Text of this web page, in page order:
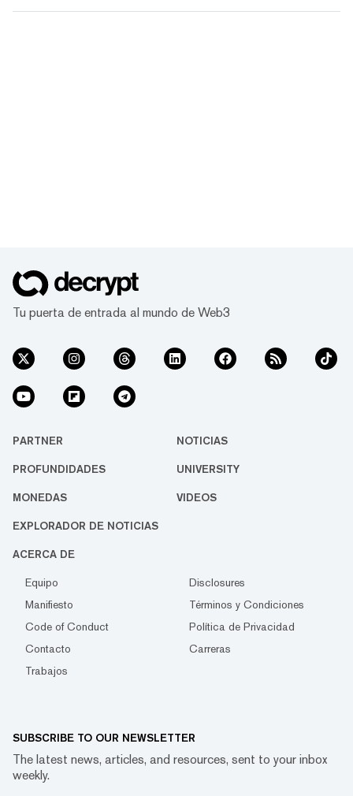
Tu puerta de entrada al mundo de Web3
PARTNER NOTICIAS
PROFUNDIDADES UNIVERSITY
MONEDAS VIDEOS
EXPLORADOR DE NOTICIAS
ACERCA DE
Equipo
Disclosures
Manifiesto
Términos y Condiciones
Code of Conduct
Política de Privacidad
Contacto
Carreras
Trabajos
SUBSCRIBE TO OUR NEWSLETTER
The latest news, articles, and resources, sent to your inbox
weekly.